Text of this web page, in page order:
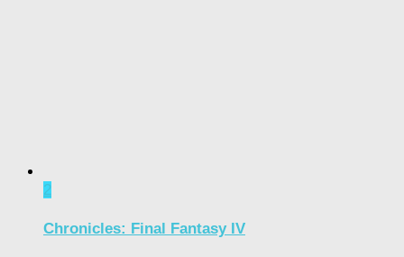
2
Chronicles: Final Fantasy IV